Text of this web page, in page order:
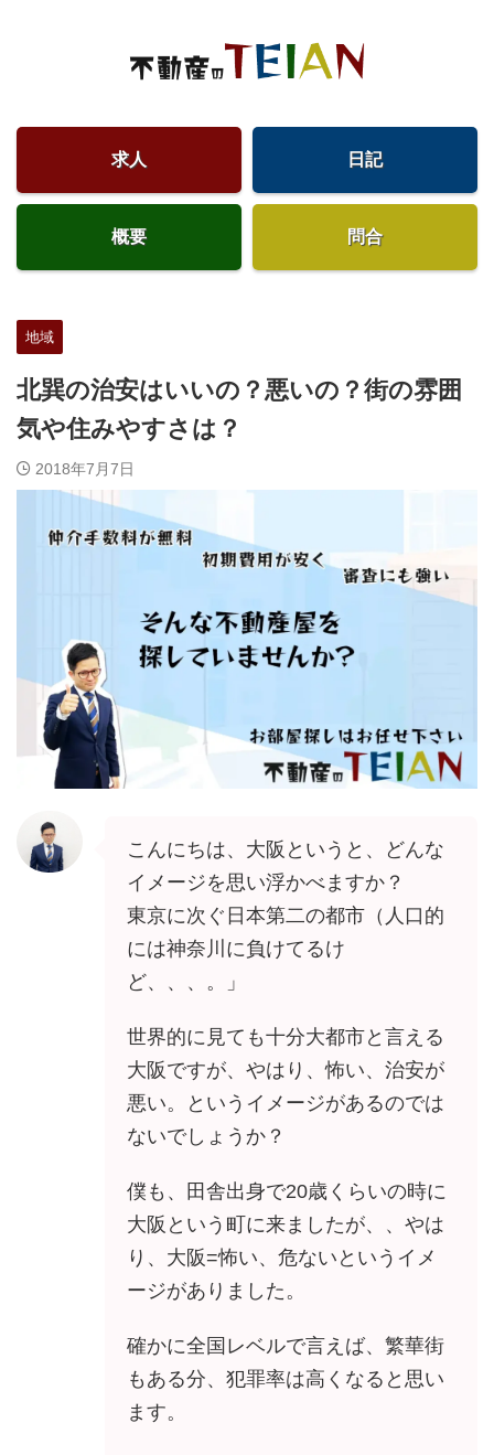
求人 日記
概要 問合
地域
北巽の治安はいいの？悪いの？街の雰囲
気や住みやすさは？
2018年7月7日
こんにちは、大阪というと、どんな
イメージを思い浮かべますか？
東京に次ぐ日本第二の都市（人口的
には神奈川に負けてるけ
ど、、、。」
世界的に見ても十分大都市と言える
大阪ですが、やはり、怖い、治安が
悪い。というイメージがあるのでは
ないでしょうか？
僕も、田舎出身で20歳くらいの時に
大阪という町に来ましたが、、やは
り、大阪=怖い、危ないというイメ
ージがありました。
確かに全国レベルで言えば、繁華街
もある分、犯罪率は高くなると思い
ます。